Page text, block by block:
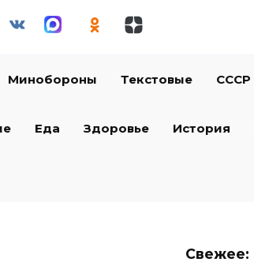
Минобороны Текстовые СССР
Еда Здоровье История
Свежее: